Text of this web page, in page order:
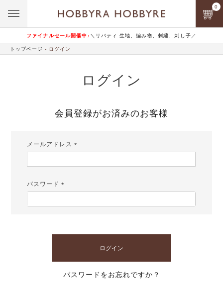
ファイナルセール開催中♪ ＼リバティ 生地、編み物、刺繍、刺し子／
0
トップページ ログイン
ログイン
会員登録がお済みのお客様
メールアドレス
パスワード
ログイン
パスワードをお忘れですか？